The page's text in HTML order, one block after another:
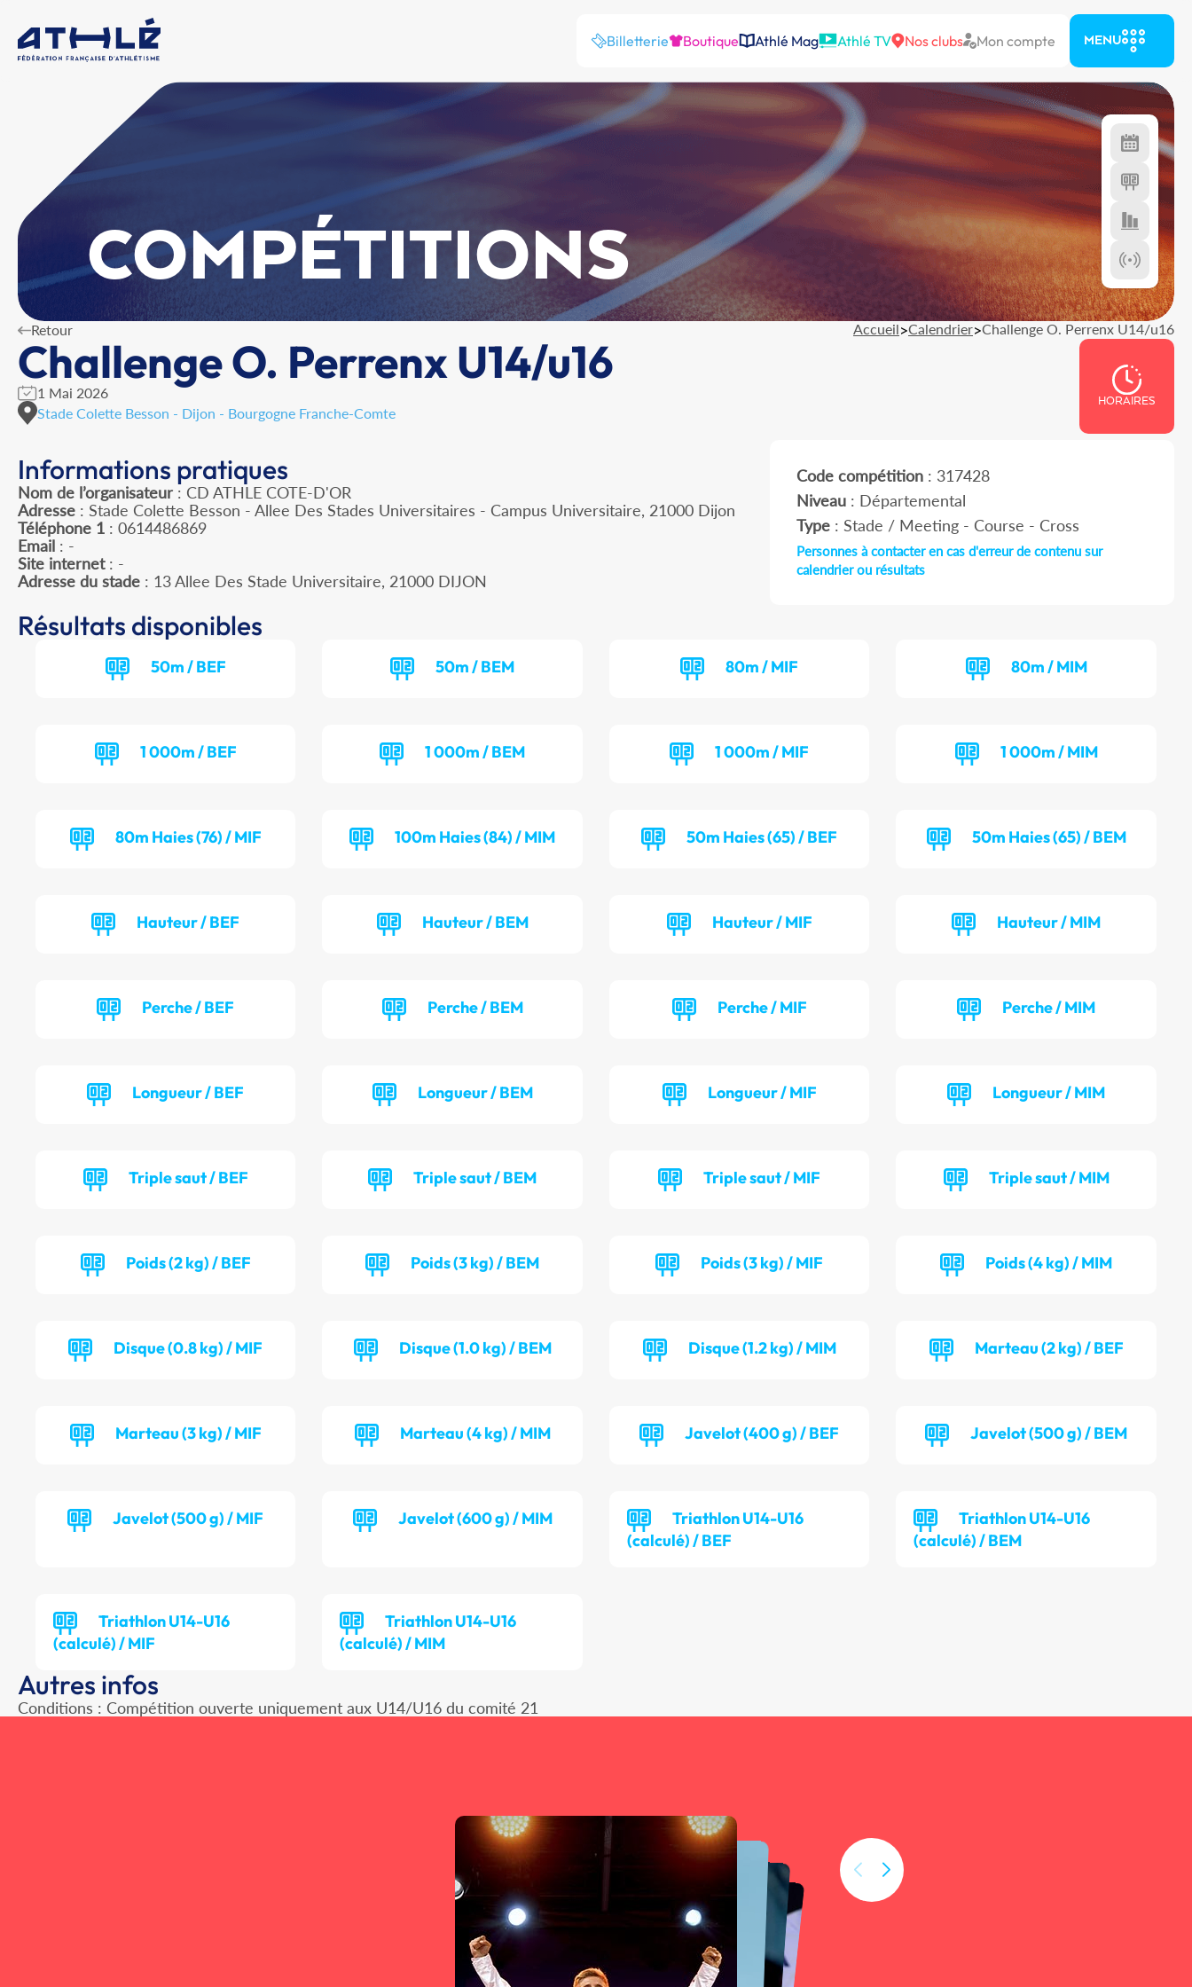
Billetterie Boutique Athlé Mag Athlé TV Nos clubs Mon compte MENU
COMPÉTITIONS
Retour Accueil>Calendrier>Challenge O. Perrenx U14/u16
Challenge O. Perrenx U14/u16
1 Mai 2026
Stade Colette Besson - Dijon - Bourgogne Franche-Comte
HORAIRES
Informations pratiques
Nom de l’organisateur : CD ATHLE COTE-D'OR
Adresse : Stade Colette Besson - Allee Des Stades Universitaires - Campus Universitaire, 21000 Dijon
Téléphone 1 : 0614486869
Email : -
Site internet: -
Adresse du stade : 13 Allee Des Stade Universitaire, 21000 DIJON
Code compétition: 317428
Niveau: Départemental
Type: Stade / Meeting - Course - Cross
Personnes à contacter en cas d'erreur de contenu sur
calendrier ou résultats
Résultats disponibles
50m / BEF 50m / BEM 80m / MIF 80m / MIM
1 000m / BEF 1 000m / BEM 1 000m / MIF 1 000m / MIM
80m Haies (76) / MIF 100m Haies (84) / MIM 50m Haies (65) / BEF 50m Haies (65) / BEM
Hauteur / BEF Hauteur / BEM Hauteur / MIF Hauteur / MIM
Perche / BEF Perche / BEM Perche / MIF Perche / MIM
Longueur / BEF Longueur / BEM Longueur / MIF Longueur / MIM
Triple saut / BEF Triple saut / BEM Triple saut / MIF Triple saut / MIM
Poids (2 kg) / BEF Poids (3 kg) / BEM Poids (3 kg) / MIF Poids (4 kg) / MIM
Disque (0.8 kg) / MIF Disque (1.0 kg) / BEM Disque (1.2 kg) / MIM Marteau (2 kg) / BEF
Marteau (3 kg) / MIF Marteau (4 kg) / MIM Javelot (400 g) / BEF Javelot (500 g) / BEM
Javelot (500 g) / MIF Javelot (600 g) / MIM
Triathlon U14-U16
(calculé) / BEF
Triathlon U14-U16
(calculé) / BEM
Triathlon U14-U16
(calculé) / MIF
Triathlon U14-U16
(calculé) / MIM
Autres infos
Conditions : Compétition ouverte uniquement aux U14/U16 du comité 21